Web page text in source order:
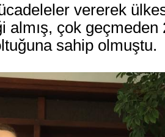
vererek
almış, çok geçmeden
sahip olmuştu.